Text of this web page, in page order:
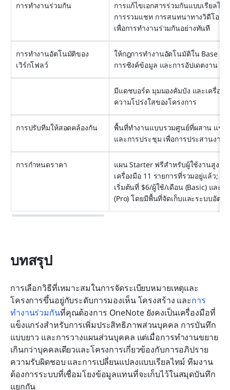
การทำงานร่วมกัน
การแก้ไขเอกสารร่วมกันแบบเรียลไท
การรวมแชท การสนทนาทางวิดีโอ แ
เพื่อการทำงานร่วมกันอย่างทันที
การทำงานอัตโนมัติของ
เวิร์กโฟลว์
ให้กฎการทำงานอัตโนมัติใน Base ส
การซิงค์ข้อมูล และการอัปเดตงาน
มีแดชบอร์ด มุมมองคัมบัง และเครื่องมื
ความโปร่งใสของโครงการ
การปรับทีมให้สอดคล้องกัน
พื้นที่ทำงานแบบรวมศูนย์ที่ผสาน แชท,
และการประชุม เพื่อการประสานงาน
การกำหนดราคา
แผน Starter ฟรีสำหรับผู้ใช้งานสูงสุ
เครื่องมือ 11 รายการที่รวมอยู่แล้ว; แ
เริ่มต้นที่ $6/ผู้ใช้/เดือน (Basic) และ
(Pro) โดยมีพื้นที่จัดเก็บและระบบอัตโ
บทสรุป
การเลือกวิธีที่เหมาะสมในการจัดระเบียบหมายเหตุและ
โครงการขึ้นอยู่กับระดับการมองเห็น โครงสร้าง และการ
ทำงานร่วมกันที่คุณต้องการ OneNote ยังคงเป็นเครื่องมือที่
แข็งแกร่งสำหรับการเพิ่มประสิทธิภาพส่วนบุคคล การบันทึก
แบบยาว และการวางแผนส่วนบุคคล แต่เมื่อการทำงานขยาย
เกินกว่าบุคคลเดียวและโครงการเกี่ยวข้องกับการอภิปราย
ความรับผิดชอบ และการเปลี่ยนแปลงแบบเรียลไทม์ ทีมงาน
ต้องการระบบที่เชื่อมโยงข้อมูลแทนที่จะเก็บไว้ในสมุดบันทึก
แยกกัน